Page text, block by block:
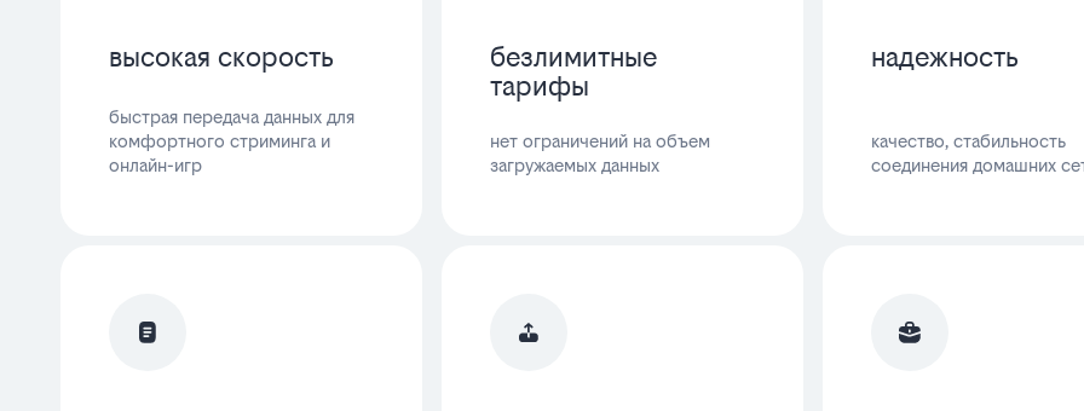
высокая скорость
быстрая передача данных для
комфортного стриминга и
онлайн-игр
безлимитные
тарифы
нет ограничений на объем
загружаемых данных
надежность
качество, стабильность
соединения домашних